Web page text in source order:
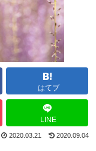
はてブ
LINE
2020.03.21 2020.09.04